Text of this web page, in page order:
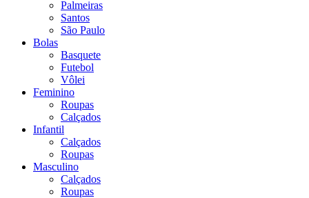
Palmeiras
Santos
São Paulo
Bolas
Basquete
Futebol
Vôlei
Feminino
Roupas
Calçados
Infantil
Calçados
Roupas
Masculino
Calçados
Roupas